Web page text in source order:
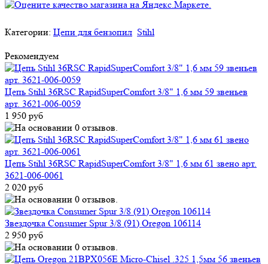
Категории: Цепи для бензопил Stihl
Рекомендуем
Цепь Stihl 36RSC RapidSuperComfort 3/8" 1,6 мм 59 звеньев
арт. 3621-006-0059
1 950 руб
Цепь Stihl 36RSC RapidSuperComfort 3/8" 1,6 мм 61 звено арт.
3621-006-0061
2 020 руб
Звездочка Consumer Spur 3/8 (91) Oregon 106114
2 950 руб